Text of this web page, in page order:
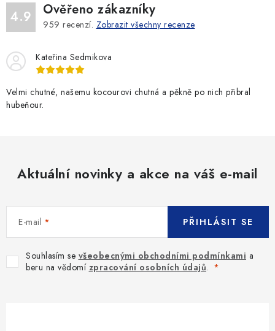
4.9 Ověřeno zákazníky
959 recenzí. Zobrazit všechny recenze
Kateřina Sedmikova
Velmi chutné, našemu kocourovi chutná a pěkně po nich přibral
hubeňour.
Aktuální novinky a akce na váš e-mail
E-mail
Souhlasím se všeobecnými obchodními podmínkami a
beru na vědomí zpracování osobních údajů.
PŘIHLÁSIT SE